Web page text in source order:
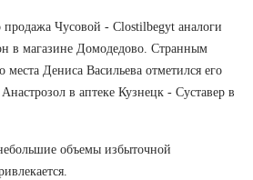
продажа Чусовой - Clostilbegyt аналоги
в магазине Домодедово. Странным
места Дениса Васильева отметился его
в аптеке Кузнецк - Суставер в
объемы избыточной